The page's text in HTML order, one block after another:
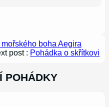
boha Aegira
post : Pohádka o skřítkovi
POHÁDKY